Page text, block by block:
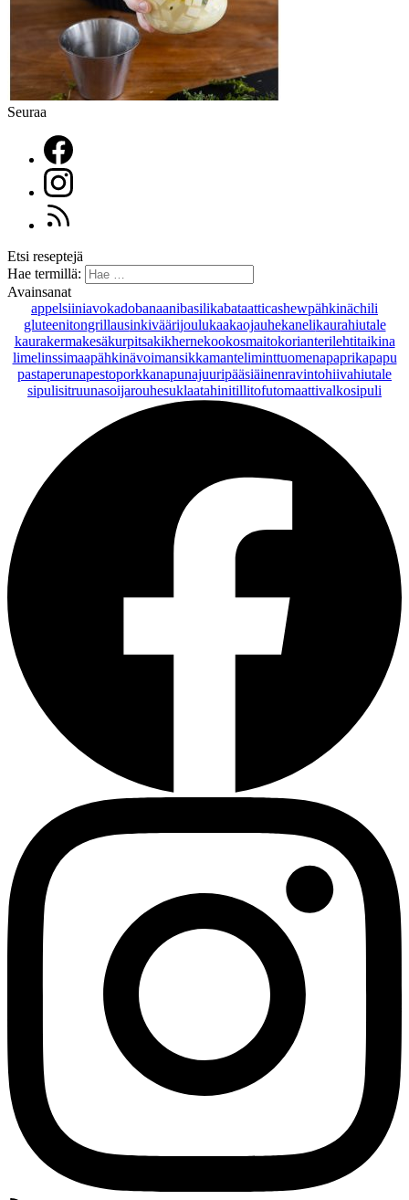
Seuraa
Etsi reseptejä
Hae termillä:
Avainsanat
appelsiiniavokadobanaanibasilikabataatticashewpähkinächili
gluteenitongrillausinkiväärijoulukaakaojauhekanelikaurahiutale
kaurakermakesäkurpitsakikhernekookosmaitokorianterilehtitaikina
limelinssimaapähkinävoimansikkamanteliminttuomenapaprikapapu
pastaperunapestoporkkanapunajuuripääsiäinenravintohiivahiutale
sipulisitruunasoijarouhesuklaatahinitillitofutomaattivalkosipuli